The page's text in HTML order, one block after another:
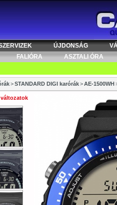
ÚJDONSÁG
FALIÓRA ASZTALI ÓRA
>STANDARD DIGI karórák>AE-1500WH